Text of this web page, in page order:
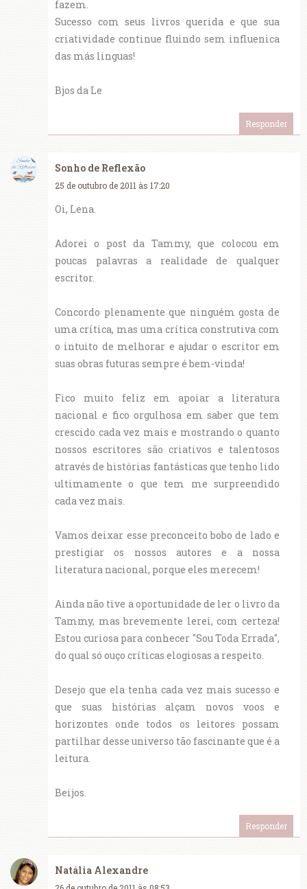
fazem.
Sucesso com seus livros querida e que sua
criatividade continue fluindo sem influenica
das más linguas!
Bjos da Le
Responder
Sonho de Reflexão
25 de outubro de 2011 às 17:20
Oi, Lena.
Adorei o post da Tammy, que colocou em
poucas palavras a realidade de qualquer
escritor.
Concordo plenamente que ninguém gosta de
uma crítica, mas uma crítica construtiva com
o intuito de melhorar e ajudar o escritor em
suas obras futuras sempre é bem-vinda!
Fico muito feliz em apoiar a literatura
nacional e fico orgulhosa em saber que tem
crescido cada vez mais e mostrando o quanto
nossos escritores são criativos e talentosos
através de histórias fantásticas que tenho lido
ultimamente o que tem me surpreendido
cada vez mais.
Vamos deixar esse preconceito bobo de lado e
prestigiar os nossos autores e a nossa
literatura nacional, porque eles merecem!
Ainda não tive a oportunidade de ler o livro da
Tammy, mas brevemente lerei, com certeza!
Estou curiosa para conhecer "Sou Toda Errada",
do qual só ouço críticas elogiosas a respeito.
Desejo que ela tenha cada vez mais sucesso e
que suas histórias alçam novos voos e
horizontes onde todos os leitores possam
partilhar desse universo tão fascinante que é a
leitura.
Beijos.
Responder
Natália Alexandre